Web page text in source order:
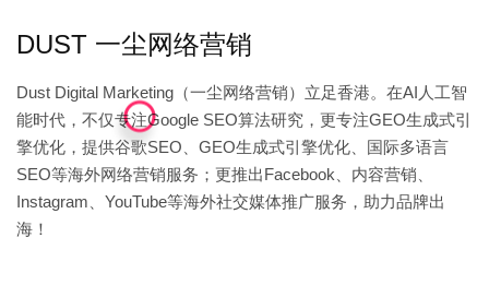
DUST 一尘网络营销
Dust Digital Marketing（一尘网络营销）立足香港。在AI人工智
能时代，不仅专注Google SEO算法研究，更专注GEO生成式引
擎优化，提供谷歌SEO、GEO生成式引擎优化、国际多语言
SEO等海外网络营销服务；更推出Facebook、内容营销、
Instagram、YouTube等海外社交媒体推广服务，助力品牌出
海！